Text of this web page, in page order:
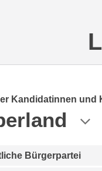
Kandidatinnen und
Bürgerpartei